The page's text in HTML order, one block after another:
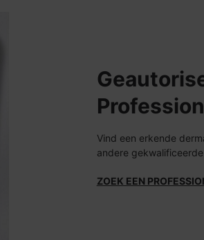
Vind een erkende
andere
ZOEK EEN